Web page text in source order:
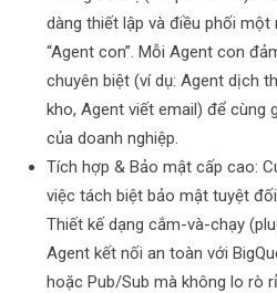
dàng thiết lập và điều phối một
“Agent con”. Mỗi Agent con
chuyên biệt (ví dụ: Agent dịch
kho, Agent viết email) để cùng
của doanh nghiệp.
Tích hợp & Bảo mật cấp cao:
việc tách biệt bảo mật tuyệt
Thiết kế dạng cắm-và-chạy
Agent kết nối an toàn với
hoặc Pub/Sub mà không lo rò